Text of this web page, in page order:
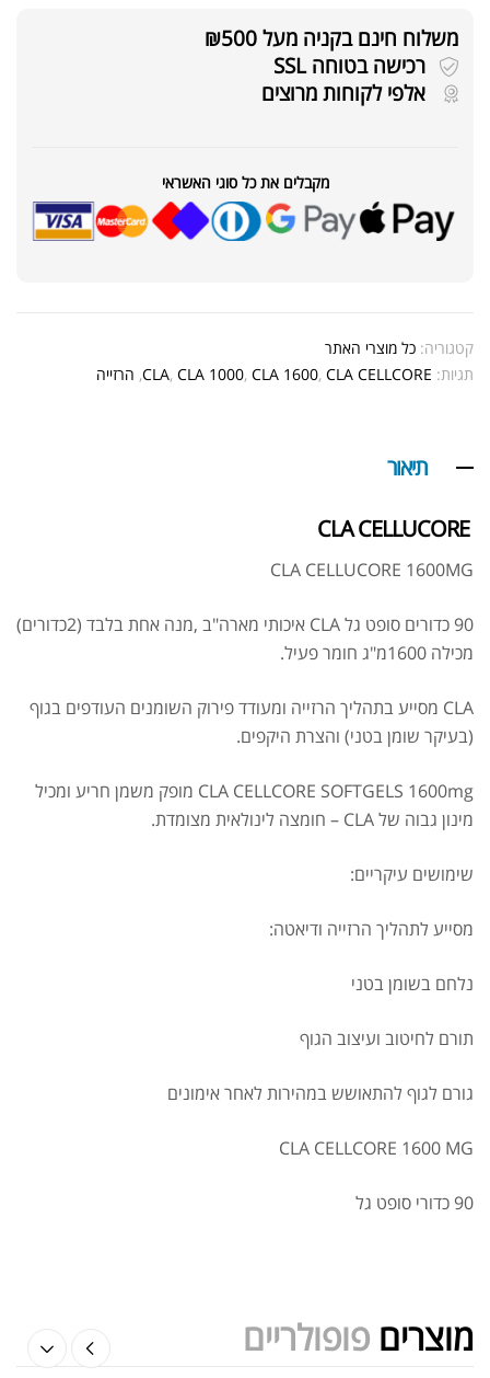
משלוח חינם בקניה מעל ₪500
רכישה בטוחה SSL
אלפי לקוחות מרוצים
מקבלים את כל סוגי האשראי
קטגוריה: כל מוצרי האתר
תגיות:
CLA, CLA 1000, CLA 1600, CLA CELLCORE
, הרזייה
תיאור
CLA CELLUCORE
CLA CELLUCORE 1600MG
90 כדורים סופט גל CLA איכותי מארה"ב ,מנה אחת בלבד (2כדורים)
מכילה 1600מ"ג חומר פעיל.
CLA מסייע בתהליך הרזייה ומעודד פירוק השומנים העודפים בגוף
(בעיקר שומן בטני) והצרת היקפים.
CLA CELLCORE SOFTGELS 1600mg מופק משמן חריע ומכיל
מינון גבוה של CLA – חומצה לינולאית מצומדת.
שימושים עיקריים:
מסייע לתהליך הרזייה ודיאטה:
נלחם בשומן בטני
תורם לחיטוב ועיצוב הגוף
גורם לגוף להתאושש במהירות לאחר אימונים
CLA CELLCORE 1600 MG
90 כדורי סופט גל
מוצרים פופולריים